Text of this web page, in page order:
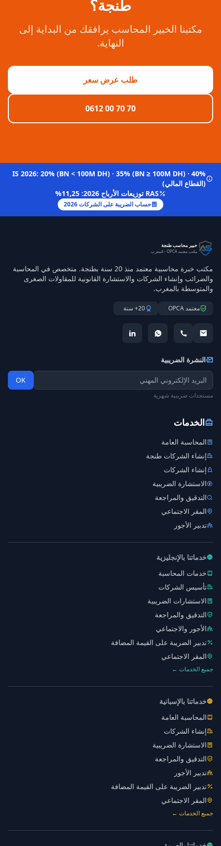
طنجة؟
مكتبنا الخبير المحاسب يرافقك من البداية إلى
النهاية.
طلب عرض سعر
0612 00 70 70
IS 2026: 20% (BN < 100M DH) · 35% (BN ≥ 100M DH) · 40%
(القطاع المالي)
RAS توزيعات الأرباح 2026: 11,25%
حساب الضريبة على الشركات 2026
خبير محاسب طنجة
مكتب معتمد OPCA - المغرب
مكتب خبرة محاسبية معتمد منذ 20 سنة بطنجة. متخصص في المحاسبة
والضرائب وإنشاء الشركات والاستشارة القانونية للمقاولات الصغرى
والمتوسطة بالمغرب.
معتمد OPCA 20+ سنة
النشرة الضريبية
OK
مستجدات ضريبية شهرية
الخدمات
المحاسبة العامة
إنشاء الشركات طنجة
إنشاء الشركات
الاستشارة الضريبية
التدقيق والمراجعة
المقر الاجتماعي
تدبير الأجور
خدماتنا بالإنجليزية
خدمات المحاسبة
تأسيس الشركات
الاستشارات الضريبية
التدقيق والمراجعة
الأجور والاجتماعي
تدبير الضريبة على القيمة المضافة
المقر الاجتماعي
جميع الخدمات ←
خدماتنا بالإسبانية
المحاسبة العامة
إنشاء الشركات
الاستشارة الضريبية
التدقيق والمراجعة
تدبير الأجور
تدبير الضريبة على القيمة المضافة
المقر الاجتماعي
جميع الخدمات ←